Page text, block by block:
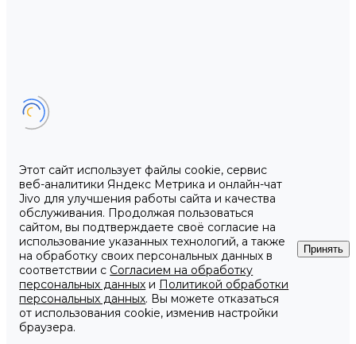
Этот сайт использует файлы cookie, сервис
веб-аналитики Яндекс Метрика и онлайн-чат
Jivo для улучшения работы сайта и качества
обслуживания. Продолжая пользоваться
сайтом, вы подтверждаете своё согласие на
использование указанных технологий, а также
на обработку своих персональных данных в
соответствии с Согласием на обработку
персональных данных и Политикой обработки
персональных данных. Вы можете отказаться
от использования cookie, изменив настройки
браузера.
Принять